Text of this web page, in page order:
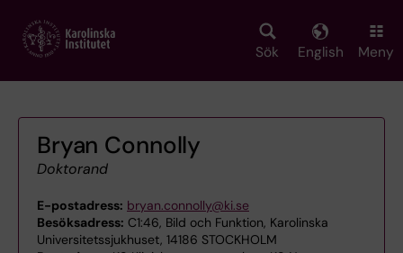
main
Sök English Meny
Bryan Connolly
Doktorand
E-postadress: bryan.connolly@ki.se
Besöksadress: C1:46, Bild och Funktion, Karolinska
Universitetssjukhuset, 14186 STOCKHOLM